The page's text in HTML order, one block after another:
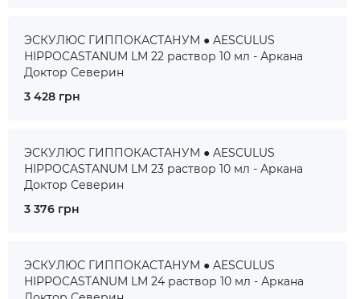
ЭСКУЛЮС ГИППОКАСТАНУМ ● AESCULUS
HIPPOCASTANUM LM 22 раствор 10 мл - Аркана
Доктор Северин
3 428 грн
ЭСКУЛЮС ГИППОКАСТАНУМ ● AESCULUS
HIPPOCASTANUM LM 23 раствор 10 мл - Аркана
Доктор Северин
3 376 грн
ЭСКУЛЮС ГИППОКАСТАНУМ ● AESCULUS
HIPPOCASTANUM LM 24 раствор 10 мл - Аркана